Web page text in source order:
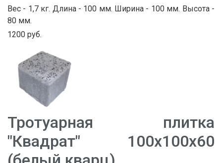
Вес - 1,7 кг. Длина - 100 мм. Ширина - 100 мм. Высота -
80 мм.
1200 руб.
Тротуарная плитка
"Квадрат" 100х100х60